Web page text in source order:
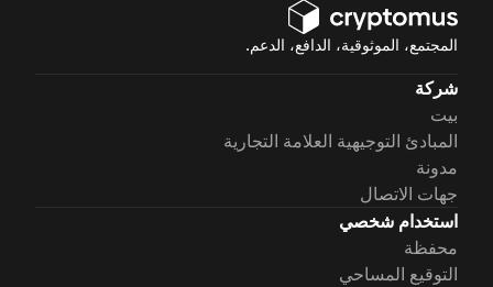
المجتمع، الموثوقية، الدافع، الدعم.
شركة
بيت
المبادئ التوجيهية العلامة التجارية
مدونة
جهات الاتصال
استخدام شخصي
محفظة
التوقيع المساحي